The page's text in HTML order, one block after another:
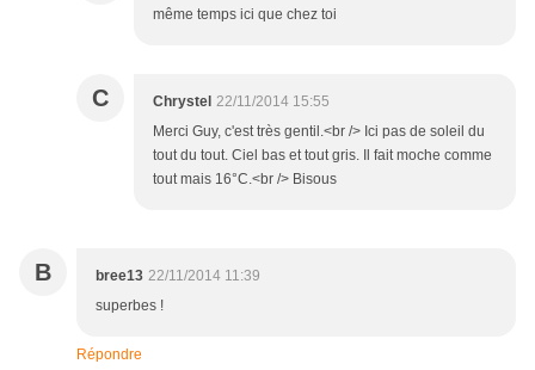
même temps ici que chez toi
C Chrystel 22/11/2014 15:55
Merci Guy, c'est très gentil.<br /> Ici pas de soleil du
tout du tout. Ciel bas et tout gris. Il fait moche comme
tout mais 16°C.<br /> Bisous
B bree13 22/11/2014 11:39
superbes !
Répondre